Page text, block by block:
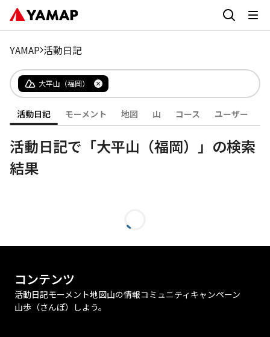
YAMAP 活動日記
大平山（福岡）
活動日記 モーメント 地図 山 コース ユーザー
活動日記で「大平山（福岡）」の検索
結果
コンテンツ
活動日記モーメント地図山の情報コミュニティ キャンペーン
山歩（さんぽ）しよう。